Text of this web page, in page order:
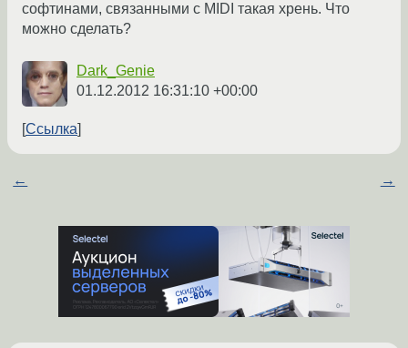
софтинами, связанными с MIDI такая хрень. Что
можно сделать?
Dark_Genie
01.12.2012 16:31:10 +00:00
Ссылка
← →